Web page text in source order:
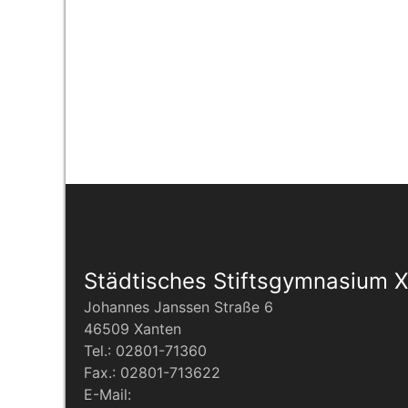
Städtisches Stiftsgymnasium
Johannes Janssen Straße 6
46509 Xanten
Tel.: 02801-71360
Fax.: 02801-713622
E-Mail: